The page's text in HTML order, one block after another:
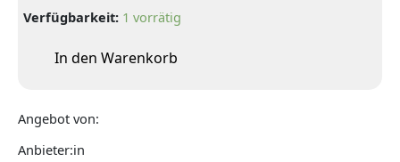
Verfügbarkeit: 1 vorrätig
In den Warenkorb
Angebot von:
Anbieter:in